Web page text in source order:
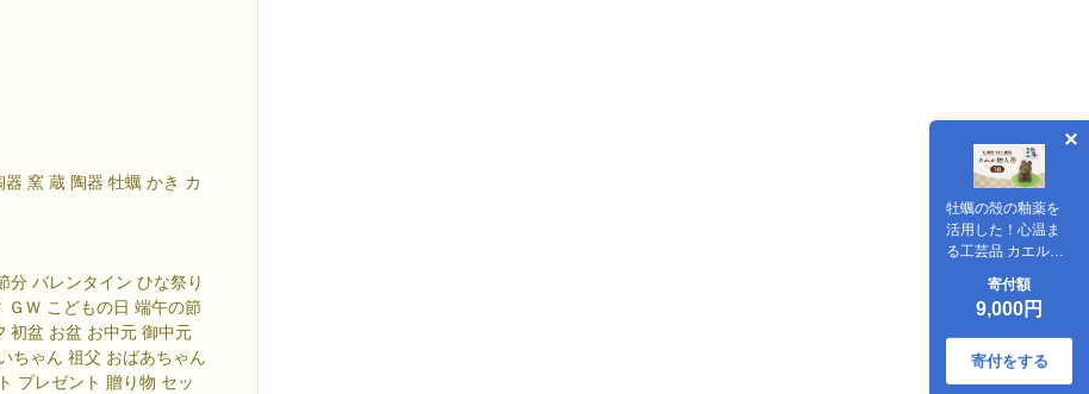
窯 蔵 陶器 牡蠣 かき カ
分 バレンタイン ひな祭り
ＧＷ こどもの日 端午の節
初盆 お盆 お中元 御中元
ちゃん 祖父 おばあちゃん
プレゼント 贈り物 セッ
牡蠣の殻の釉薬を
活用した！心温ま
る工芸品 カエル陶
人形 置物 牡蠣 陶器
食器 江田島市/沖山
工房 [XAG017] 雑
貨・日用品
寄付額
9,000円
寄付をする